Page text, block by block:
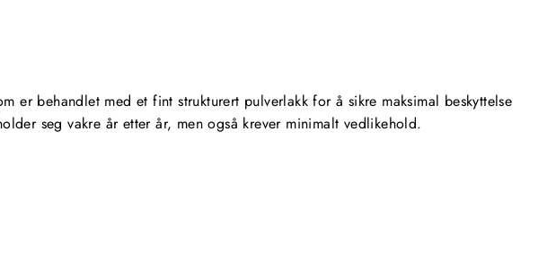
behandlet med et fint strukturert pulverlakk for å sikre maksimal beskyttelse
seg vakre år etter år, men også krever minimalt vedlikehold.